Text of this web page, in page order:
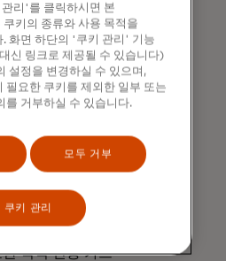
로운 개인화 기능을
프로그램은
확대하여
성 있고 가치 있는
입니다. 모든
부에서도 샘캐시를
로그램이 가져올
가 큽니다."
프로그램은 미국,
르토리코에
원에게 무료로
계정,
적격 신용 카드
리'를 클릭하시면 본
키의 종류와 사용 목적을
. 화면 하단의 '쿠키 관리' 기능
신 링크로 제공될 수 있습니다)
설정을 변경하실 수 있으며,
필요한 쿠키를 제외한 일부 또는
를 거부하실 수 있습니다.
모두 거부
쿠키 관리